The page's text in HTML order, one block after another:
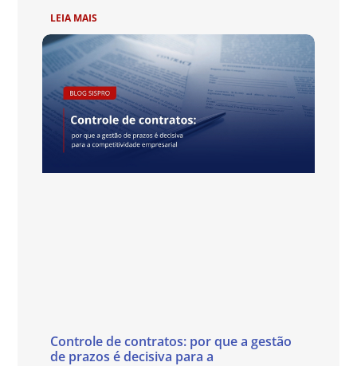
LEIA MAIS
Controle de contratos: por que a gestão
de prazos é decisiva para a